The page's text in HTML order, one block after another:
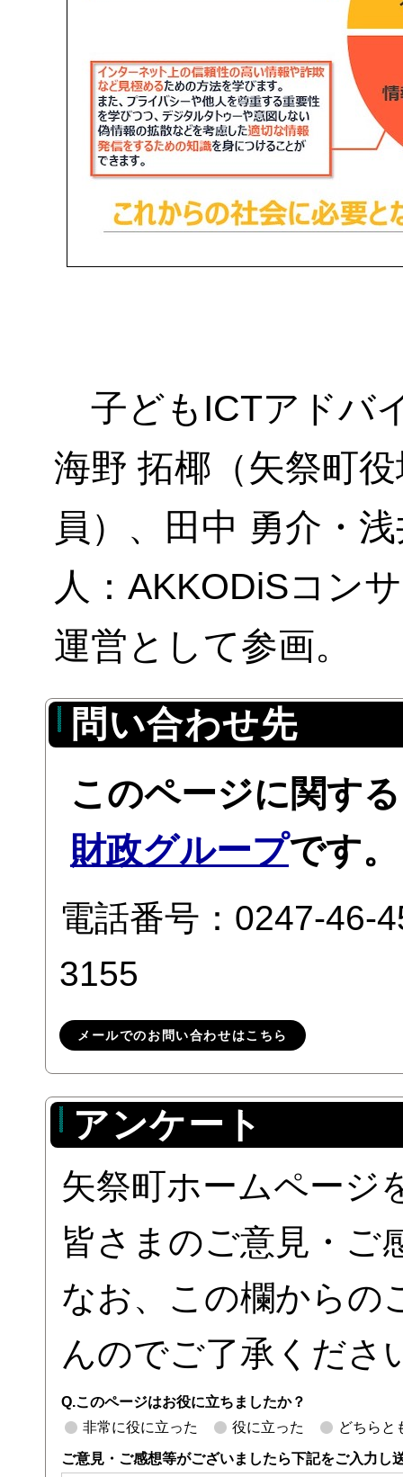
子どもICTアドバ
海野 拓椰（矢祭町
員）、
田中 勇介・
人：AKKODiSコン
運営として参画。
問い合わせ先
このページに関す
財政グループです。
電話番号：0247-
3155
メールでのお問い合わせはこちら
アンケート
矢祭町ホームページ
皆さまのご意見・ご
なお、この欄からの
んのでご了承くださ
Q.このページはお役に立ちましたか？
非常に役に立った
役に立った どちらと
ご意見・ご感想等がございましたら下記をご入力し